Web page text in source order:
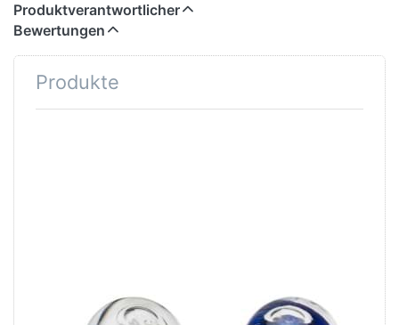
Produktverantwortlicher
Bewertungen
Produkte
Glasklare
TROLLBEADS
Nachtblaue